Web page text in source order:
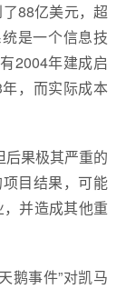
88亿美元，超
是一个信息技
2004年建成启
，而实际成本
后果极其严重的
目结果，可能
并造成其他重
鹅事件”对凯马